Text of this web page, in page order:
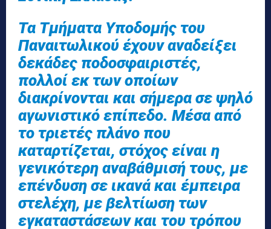
Τα Τμήματα Υποδομής του
Παναιτωλικού έχουν αναδείξει
δεκάδες ποδοσφαιριστές,
πολλοί εκ των οποίων
διακρίνονται και σήμερα σε ψηλό
αγωνιστικό επίπεδο. Μέσα από
το τριετές πλάνο που
καταρτίζεται, στόχος είναι η
γενικότερη αναβάθμισή τους, με
επένδυση σε ικανά και έμπειρα
στελέχη, με βελτίωση των
εγκαταστάσεων και του τρόπου